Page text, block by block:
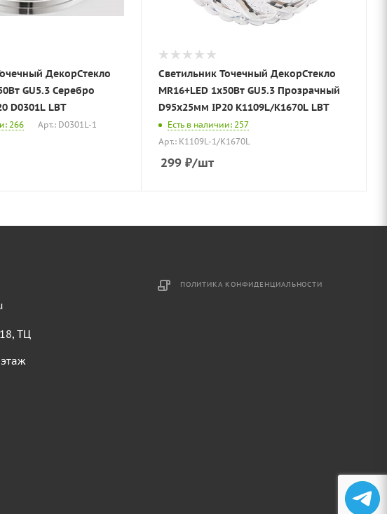
ДекорСтекло
Серебро
IP20 D0301L LBT
266 Арт.: D0301L-1
Светильник Точечный ДекорСтекло
MR16+LED 1х50Вт GU5.3 Прозрачный
D95х25мм IP20 K1109L/K1670L LBT
Есть в наличии: 257
Арт.: K1109L-1/K1670L
299 ₽/шт
ТЦ
ПОЛИТИКА КОНФИДЕНЦИАЛЬНОСТИ